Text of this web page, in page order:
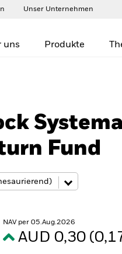
Unser Unternehmen
uns Produkte
Fund
NAV per 05.Aug.2026
AUD 0,30